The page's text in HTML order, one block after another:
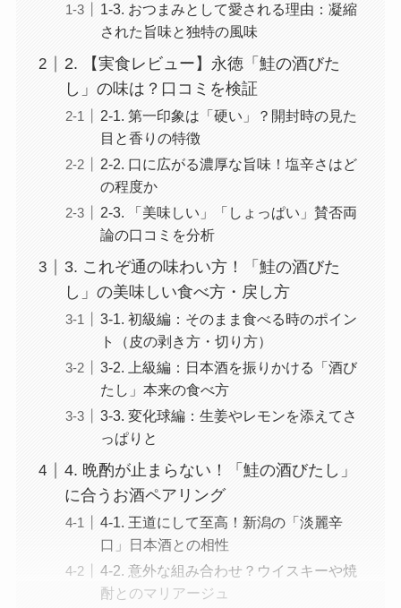
1-3. おつまみとして愛される理由：凝縮
された旨味と独特の風味
2. 【実食レビュー】永徳「鮭の酒びた
し」の味は？口コミを検証
2-1. 第一印象は「硬い」？開封時の見た
目と香りの特徴
2-2. 口に広がる濃厚な旨味！塩辛さはど
の程度か
2-3. 「美味しい」「しょっぱい」賛否両
論の口コミを分析
3. これぞ通の味わい方！「鮭の酒びた
し」の美味しい食べ方・戻し方
3-1. 初級編：そのまま食べる時のポイン
ト（皮の剥き方・切り方）
3-2. 上級編：日本酒を振りかける「酒び
たし」本来の食べ方
3-3. 変化球編：生姜やレモンを添えてさ
っぱりと
4. 晩酌が止まらない！「鮭の酒びたし」
に合うお酒ペアリング
4-1. 王道にして至高！新潟の「淡麗辛
口」日本酒との相性
4-2. 意外な組み合わせ？ウイスキーや焼
酎とのマリアージュ